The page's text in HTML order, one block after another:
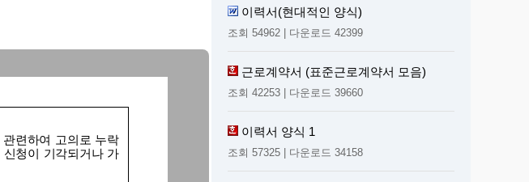
관련하여 고의로 누락
신청이 기각되거나 가
이력서(현대적인 양식)
조회 54962 | 다운로드 42399
근로계약서 (표준근로계약서 모음)
조회 42253 | 다운로드 39660
이력서 양식 1
조회 57325 | 다운로드 34158